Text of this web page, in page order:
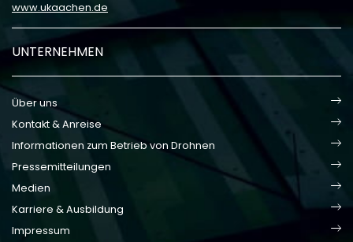
www.ukaachen.de
UNTERNEHMEN
Über uns
Kontakt & Anreise
Informationen zum Betrieb von Drohnen
Pressemitteilungen
Medien
Karriere & Ausbildung
Impressum